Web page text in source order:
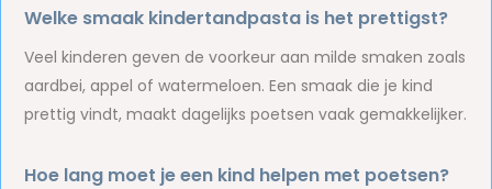
Welke smaak kindertandpasta is het prettigst?
Veel kinderen geven de voorkeur aan milde smaken zoals
aardbei, appel of watermeloen. Een smaak die je kind
prettig vindt, maakt dagelijks poetsen vaak gemakkelijker.
Hoe lang moet je een kind helpen met poetsen?